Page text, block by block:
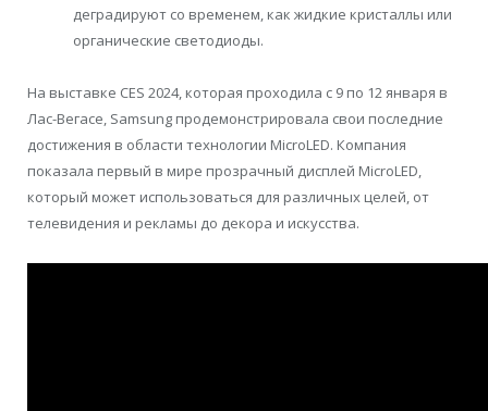
деградируют со временем, как жидкие кристаллы или
органические светодиоды.
На выставке CES 2024, которая проходила с 9 по 12 января в
Лас-Вегасе, Samsung продемонстрировала свои последние
достижения в области технологии MicroLED. Компания
показала первый в мире прозрачный дисплей MicroLED,
который может использоваться для различных целей, от
телевидения и рекламы до декора и искусства.